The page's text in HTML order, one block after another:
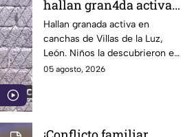
hallan gran4da activa
junto a la portería de
una cancha
Hallan granada activa en
canchas de Villas de la Luz,
León. Niños la descubrieron en
la portería; Autoridades
05 agosto, 2026